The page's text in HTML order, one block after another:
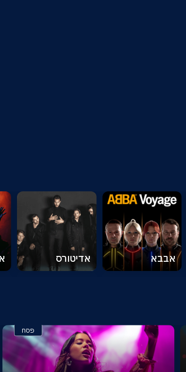
אבבא אדיטורס
פסח